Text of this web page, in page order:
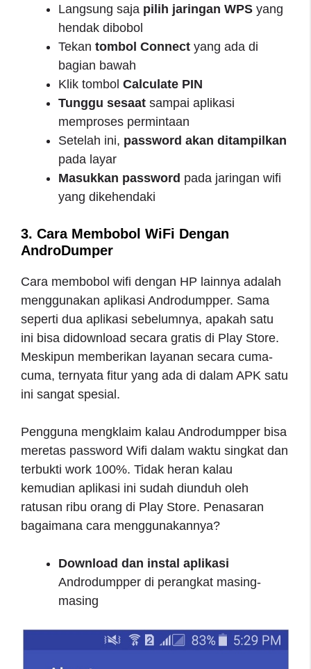
Langsung saja pilih jaringan WPS yang
hendak dibobol
Tekan tombol Connect yang ada di
bagian bawah
Klik tombol Calculate PIN
Tunggu sesaat sampai aplikasi
memproses permintaan
Setelah ini, password akan ditampilkan
pada layar
Masukkan password pada jaringan wifi
yang dikehendaki
3. Cara Membobol WiFi Dengan
AndroDumper
Cara membobol wifi dengan HP lainnya adalah
menggunakan aplikasi Androdumpper. Sama
seperti dua aplikasi sebelumnya, apakah satu
ini bisa didownload secara gratis di Play Store.
Meskipun memberikan layanan secara cuma-
cuma, ternyata fitur yang ada di dalam APK satu
ini sangat spesial.
Pengguna mengklaim kalau Androdumpper bisa
meretas password Wifi dalam waktu singkat dan
terbukti work 100%. Tidak heran kalau
kemudian aplikasi ini sudah diunduh oleh
ratusan ribu orang di Play Store. Penasaran
bagaimana cara menggunakannya?
Download dan instal aplikasi
Androdumpper di perangkat masing-
masing